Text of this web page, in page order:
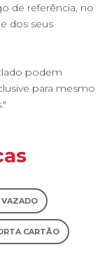
de referência, no
dos seus
podem
para mesmo
CARTÃO